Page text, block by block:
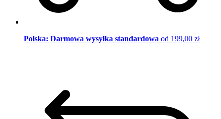
Polska: Darmowa wysyłka standardowa od 199,00 zł